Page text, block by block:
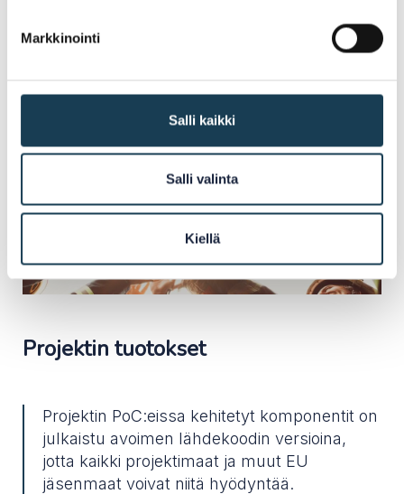
Markkinointi
Salli kaikki
Salli valinta
Kiellä
Cross Border Digital Services (CBDS)
digitalisaatioyhteistyö(Norden.org)
Projektin tuotokset
Projektin PoC:eissa kehitetyt komponentit on
julkaistu avoimen lähdekoodin versioina,
jotta kaikki projektimaat ja muut EU
jäsenmaat voivat niitä hyödyntää.